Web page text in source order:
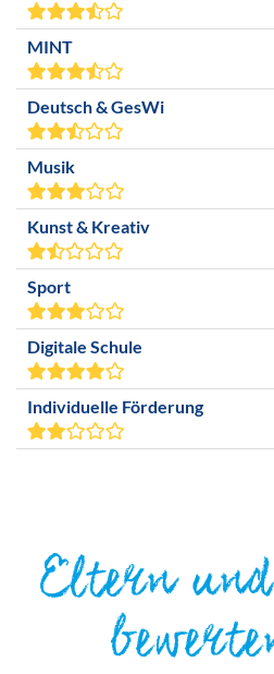
MINT
Deutsch & GesWi
Musik
Kunst & Kreativ
Sport
Digitale Schule
Individuelle Förderung
Eltern